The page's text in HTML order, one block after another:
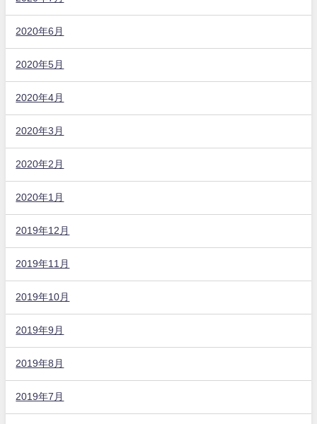
2020年6月
2020年5月
2020年4月
2020年3月
2020年2月
2020年1月
2019年12月
2019年11月
2019年10月
2019年9月
2019年8月
2019年7月